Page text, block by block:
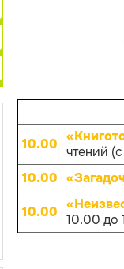
10.00 чтений
10.00
10.00 10.00 до